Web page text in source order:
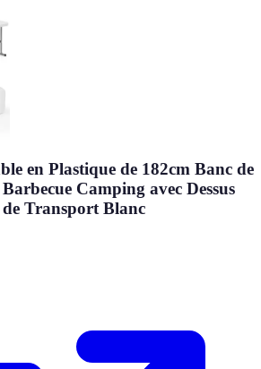
en Plastique de 182cm Banc de
Camping avec Dessus
Transport Blanc